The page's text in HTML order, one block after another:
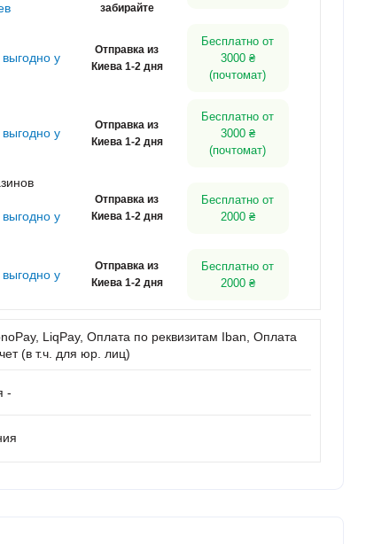
забирайте
у
Отправка из
Киева 1-2 дня
Бесплатно от
3000 ₴
(почтомат)
у
Отправка из
Киева 1-2 дня
Бесплатно от
3000 ₴
(почтомат)
у
Отправка из
Киева 1-2 дня
Бесплатно от
2000 ₴
у
Отправка из
Киева 1-2 дня
Бесплатно от
2000 ₴
LiqPay, Оплата по реквизитам Iban, Оплата
(в т.ч. для юр. лиц)
-